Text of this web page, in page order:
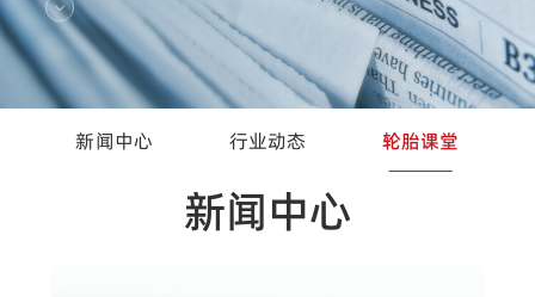
新闻中心 行业动态 轮胎课堂
新闻中心